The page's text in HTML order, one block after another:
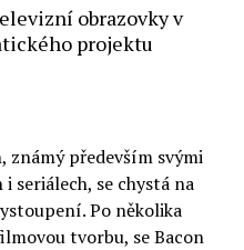
obrazovky v
projektu
známý především svými
seriálech, se chystá na
Po několika
tvorbu, se Bacon